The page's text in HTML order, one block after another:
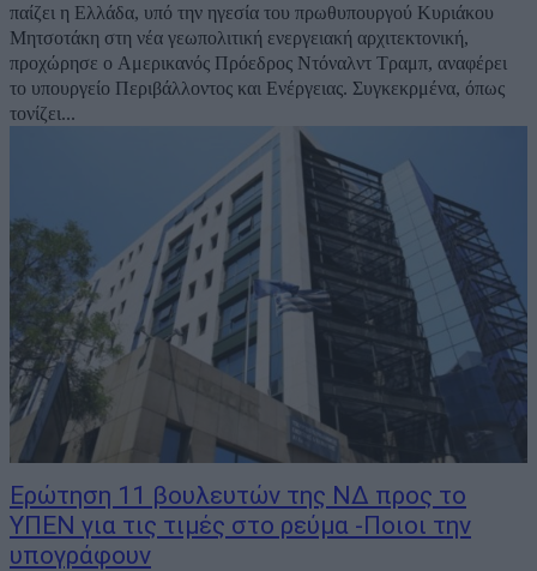
παίζει η Ελλάδα, υπό την ηγεσία του πρωθυπουργού Κυριάκου
Μητσοτάκη στη νέα γεωπολιτική ενεργειακή αρχιτεκτονική,
προχώρησε ο Αμερικανός Πρόεδρος Ντόναλντ Τραμπ, αναφέρει
το υπουργείο Περιβάλλοντος και Ενέργειας. Συγκεκρμένα, όπως
τονίζει...
Ερώτηση 11 βουλευτών της ΝΔ προς το
ΥΠΕΝ για τις τιμές στο ρεύμα -Ποιοι την
υπογράφουν